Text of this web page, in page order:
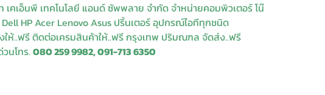
เคเอ็นพี เทคโนโลยี แอนด์ ซัพพลาย จำกัด จำหน่ายคอมพิวเตอร์ โน๊
HP Acer Lenovo Asus ปริ้นเตอร์ อุปกรณ์ไอทีทุกชนิด
ให้..ฟรี ติดต่อเครมสินค้าให้..ฟรี กรุงเทพ ปริมณฑล จัดส่ง..ฟรี
นโทร.080 259 9982, 091-713 6350